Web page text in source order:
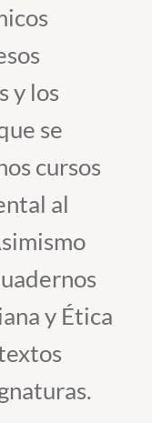
y los
se
cursos
al
y Ética